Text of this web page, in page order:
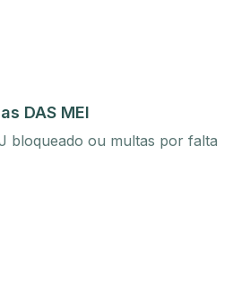
DAS MEI
bloqueado ou multas por falta